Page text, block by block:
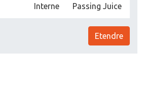
Interne Passing Juice
Etendre